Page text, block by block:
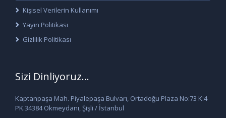
Kişisel Verilerin Kullanımı
Yayın Politikası
Gizlilik Politikası
Sizi Dinliyoruz...
Kaptanpaşa Mah. Piyalepaşa Bulvarı, Ortadoğu Plaza No:73 K:4
PK.34384 Okmeydanı, Şişli / İstanbul